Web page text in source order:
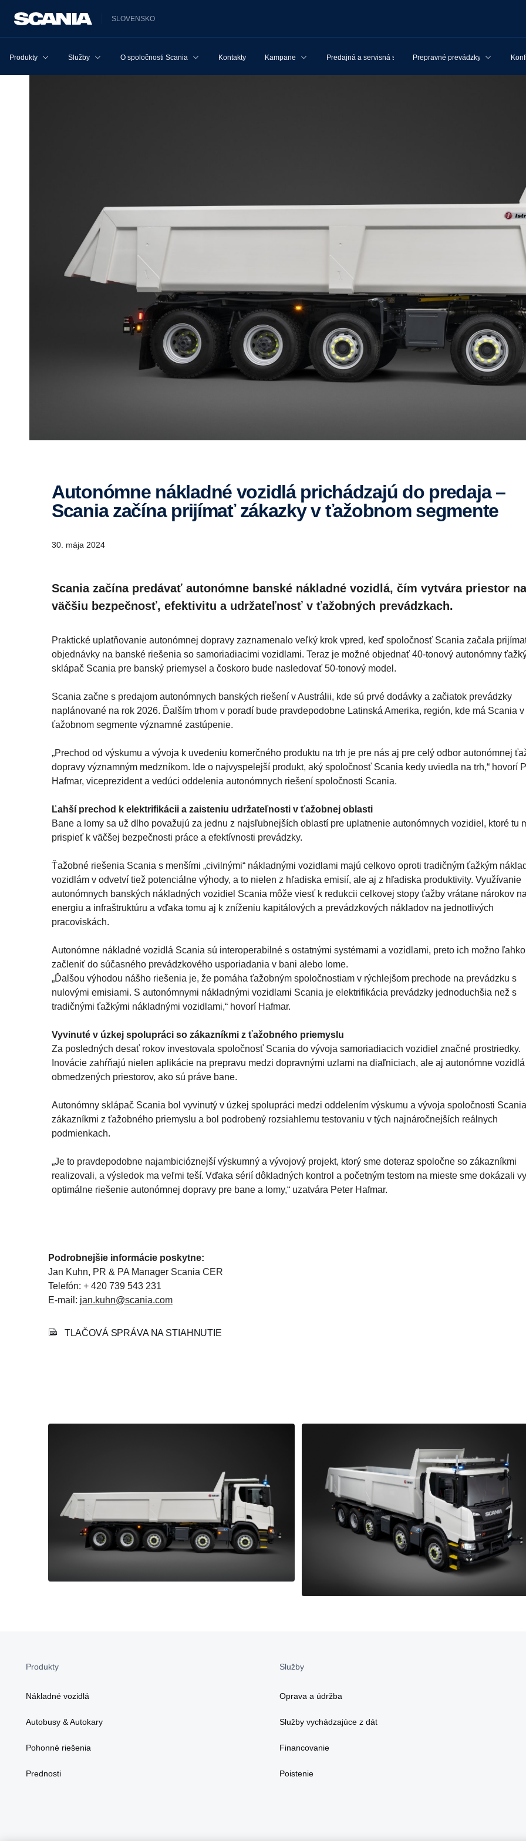
SLOVENSKO
Produkty Služby O spoločnosti Scania Kontakty Kampane Predajná a servisná sieť Prepravné prevádzky
Autonómne nákladné vozidlá prichádzajú do predaja –
Scania začína prijímať zákazky v ťažobnom segmente
30. mája 2024
Scania začína predávať autonómne banské nákladné vozidlá, čím vytvára priestor na
väčšiu bezpečnosť, efektivitu a udržateľnosť v ťažobných prevádzkach.
Praktické uplatňovanie autonómnej dopravy zaznamenalo veľký krok vpred, keď spoločnosť Scania začala
objednávky na banské riešenia so samoriadiacimi vozidlami. Teraz je možné objednať 40-tonový autonómny
sklápač Scania pre banský priemysel a čoskoro bude nasledovať 50-tonový model.
Scania začne s predajom autonómnych banských riešení v Austrálii, kde sú prvé dodávky a začiatok prevádzky
naplánované na rok 2026. Ďalším trhom v poradí bude pravdepodobne Latinská Amerika, región, kde má Scania v
ťažobnom segmente významné zastúpenie.
„Prechod od výskumu a vývoja k uvedeniu komerčného produktu na trh je pre nás aj pre celý odbor autonómnej
dopravy významným medzníkom. Ide o najvyspelejší produkt, aký spoločnosť Scania kedy uviedla na trh,“ hovorí
Hafmar, viceprezident a vedúci oddelenia autonómnych riešení spoločnosti Scania.
Ľahší prechod k elektrifikácii a zaisteniu udržateľnosti v ťažobnej oblasti
Bane a lomy sa už dlho považujú za jednu z najsľubnejších oblastí pre uplatnenie autonómnych vozidiel, ktoré tu
prispieť k väčšej bezpečnosti práce a efektívnosti prevádzky.
Ťažobné riešenia Scania s menšími „civilnými“ nákladnými vozidlami majú celkovo oproti tradičným ťažkým
vozidlám v odvetví tiež potenciálne výhody, a to nielen z hľadiska emisií, ale aj z hľadiska produktivity. Využívanie
autonómnych banských nákladných vozidiel Scania môže viesť k redukcii celkovej stopy ťažby vrátane nárokov na
energiu a infraštruktúru a vďaka tomu aj k zníženiu kapitálových a prevádzkových nákladov na jednotlivých
pracoviskách.
Autonómne nákladné vozidlá Scania sú interoperabilné s ostatnými systémami a vozidlami, preto ich možno ľahko
začleniť do súčasného prevádzkového usporiadania v bani alebo lome.
„Ďalšou výhodou nášho riešenia je, že pomáha ťažobným spoločnostiam v rýchlejšom prechode na prevádzku s
nulovými emisiami. S autonómnymi nákladnými vozidlami Scania je elektrifikácia prevádzky jednoduchšia než s
tradičnými ťažkými nákladnými vozidlami,“ hovorí Hafmar.
Vyvinuté v úzkej spolupráci so zákazníkmi z ťažobného priemyslu
Za posledných desať rokov investovala spoločnosť Scania do vývoja samoriadiacich vozidiel značné prostriedky.
Inovácie zahŕňajú nielen aplikácie na prepravu medzi dopravnými uzlami na diaľniciach, ale aj autonómne
obmedzených priestorov, ako sú práve bane.
Autonómny sklápač Scania bol vyvinutý v úzkej spolupráci medzi oddelením výskumu a vývoja spoločnosti
zákazníkmi z ťažobného priemyslu a bol podrobený rozsiahlemu testovaniu v tých najnáročnejších reálnych
podmienkach.
„Je to pravdepodobne najambicióznejší výskumný a vývojový projekt, ktorý sme doteraz spoločne so zákazníkmi
realizovali, a výsledok ma veľmi teší. Vďaka sérií dôkladných kontrol a početným testom na mieste sme dokázali
optimálne riešenie autonómnej dopravy pre bane a lomy,“ uzatvára Peter Hafmar.
Podrobnejšie informácie poskytne:
Jan Kuhn, PR & PA Manager Scania CER
Telefón: + 420 739 543 231
E-mail: jan.kuhn@scania.com
TLAČOVÁ SPRÁVA NA STIAHNUTIE
Produkty
Nákladné vozidlá
Autobusy & Autokary
Pohonné riešenia
Prednosti
Služby
Oprava a údržba
Služby vychádzajúce z dát
Financovanie
Poistenie